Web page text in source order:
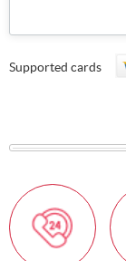
Supported cards